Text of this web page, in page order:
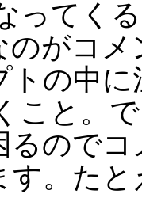
ってく
のがコ
トの中
こと。
るので
す。た